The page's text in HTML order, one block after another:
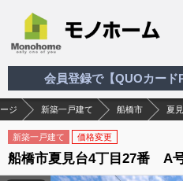
会員登録で【QUOカード
ジ 新築一戸建て 船橋市 夏
新築一戸建て 価格変更
船橋市夏見台4丁目27番 A